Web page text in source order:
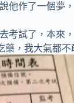
他作了一個
考試了，本來
藥，我大氣都